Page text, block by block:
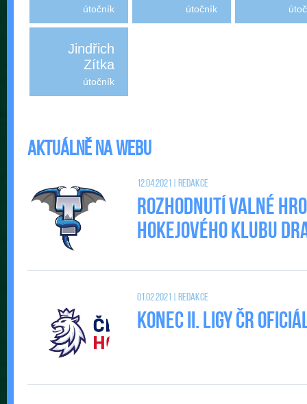
útočník útočník
Jindřich
Zítka
útočník
Aktuálně na webu
12.04.2021 | Redakce
Rozhodnutí valné
Hokejového klubu
01.02.2021 | Redakce
Konec II. Ligy ČR